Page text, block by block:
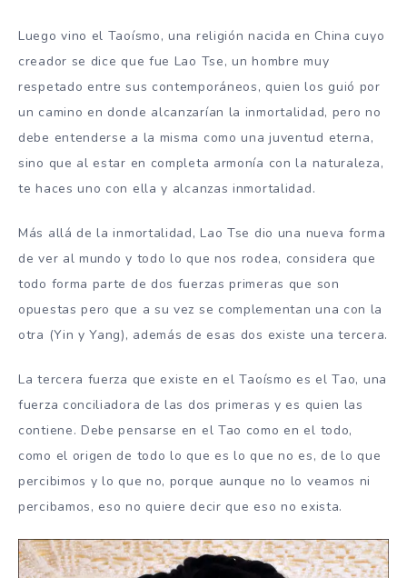
Luego vino el Taoísmo, una religión nacida en China cuyo
creador se dice que fue Lao Tse, un hombre muy
respetado entre sus contemporáneos, quien los guió por
un camino en donde alcanzarían la inmortalidad, pero no
debe entenderse a la misma como una juventud eterna,
sino que al estar en completa armonía con la naturaleza,
te haces uno con ella y alcanzas inmortalidad.
Más allá de la inmortalidad, Lao Tse dio una nueva forma
de ver al mundo y todo lo que nos rodea, considera que
todo forma parte de dos fuerzas primeras que son
opuestas pero que a su vez se complementan una con la
otra (Yin y Yang), además de esas dos existe una tercera.
La tercera fuerza que existe en el Taoísmo es el Tao, una
fuerza conciliadora de las dos primeras y es quien las
contiene. Debe pensarse en el Tao como en el todo,
como el origen de todo lo que es lo que no es, de lo que
percibimos y lo que no, porque aunque no lo veamos ni
percibamos, eso no quiere decir que eso no exista.